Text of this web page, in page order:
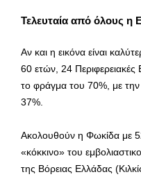
Τελευταία από όλους η
Αν και η εικόνα είναι
60 ετών, 24
το φράγμα του 70%, με
37%.
Ακολουθούν η Φωκίδα με
«κόκκινο» του
της Βόρειας Ελλάδας